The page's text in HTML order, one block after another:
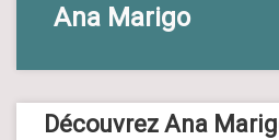
Ana Marigo
Découvrez Ana